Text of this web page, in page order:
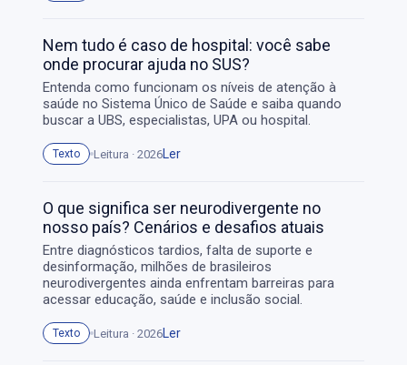
Nem tudo é caso de hospital: você sabe
onde procurar ajuda no SUS?
Entenda como funcionam os níveis de atenção à
saúde no Sistema Único de Saúde e saiba quando
buscar a UBS, especialistas, UPA ou hospital.
Texto Leitura · 2026 Ler
O que significa ser neurodivergente no
nosso país? Cenários e desafios atuais
Entre diagnósticos tardios, falta de suporte e
desinformação, milhões de brasileiros
neurodivergentes ainda enfrentam barreiras para
acessar educação, saúde e inclusão social.
Texto Leitura · 2026 Ler